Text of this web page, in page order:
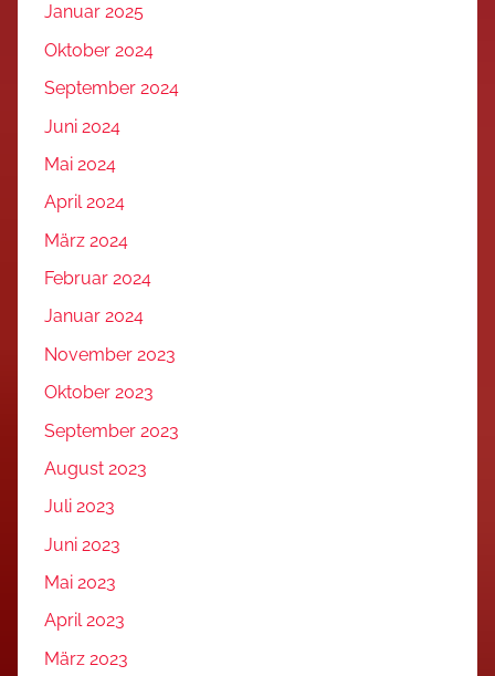
Januar 2025
Oktober 2024
September 2024
Juni 2024
Mai 2024
April 2024
März 2024
Februar 2024
Januar 2024
November 2023
Oktober 2023
September 2023
August 2023
Juli 2023
Juni 2023
Mai 2023
April 2023
März 2023